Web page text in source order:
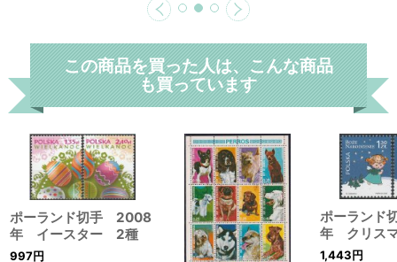
この商品を買った人は、こんな商品
も買っています
ポーランド切手 2008
年 イースター 2種
997円
ポーラン
年 クリス
1,443円